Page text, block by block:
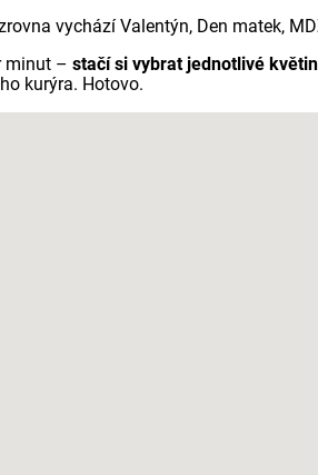
vychází Valentýn, Den matek,
minut – stačí si vybrat jednotlivé
kurýra. Hotovo.